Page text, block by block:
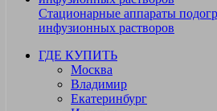
Стационарные аппараты
инфузионных растворов
ГДЕ КУПИТЬ
Москва
Владимир
Екатеринбург